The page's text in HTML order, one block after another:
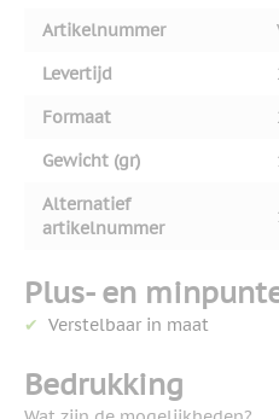
Artikelnummer
Levertijd
Formaat
Gewicht (gr)
Alternatief
artikelnummer
Plus- en
Verstelbaar in maat
Bedrukking